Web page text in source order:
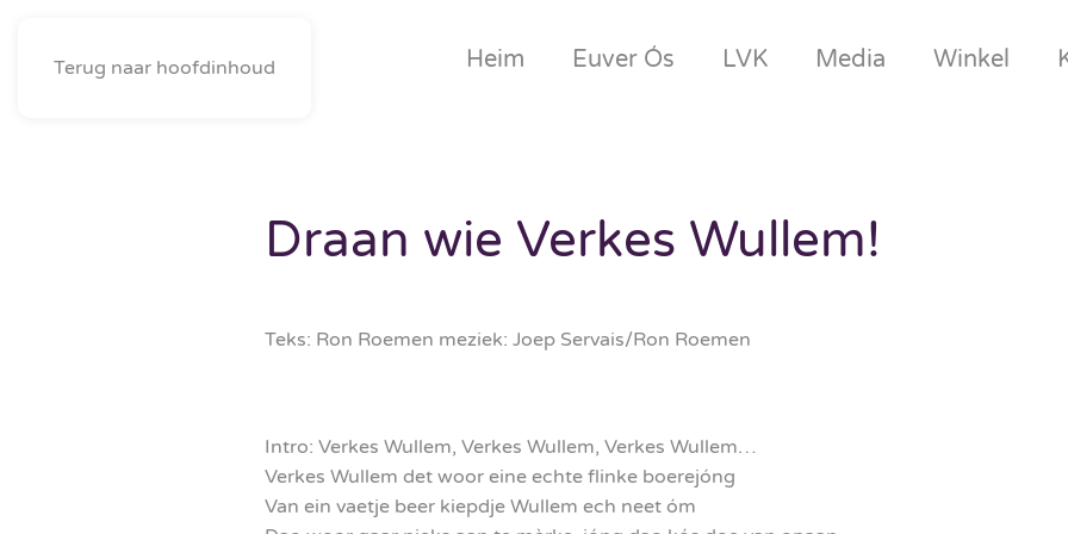
Terug naar hoofdinhoud Heim Euver Ós LVK Media Winkel
Draan wie Verkes Wullem!
Teks: Ron Roemen meziek: Joep Servais/Ron Roemen
Intro: Verkes Wullem, Verkes Wullem, Verkes Wullem…
Verkes Wullem det woor eine echte flinke boerejóng
Van ein vaetje beer kiepdje Wullem ech neet óm